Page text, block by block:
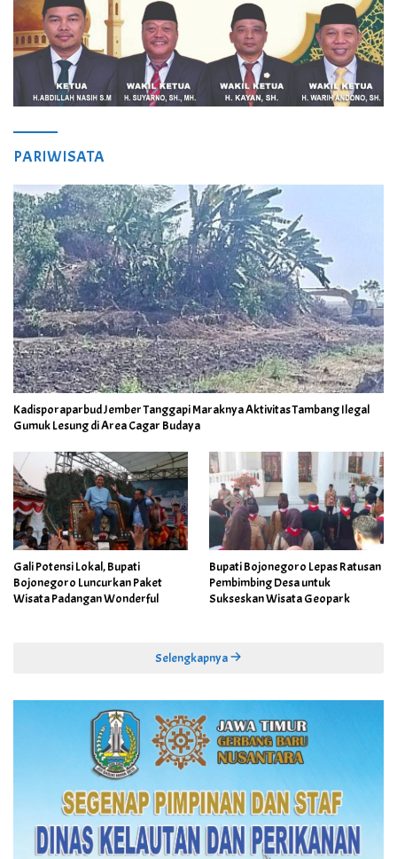
PARIWISATA
Kadisporaparbud Jember Tanggapi Maraknya Aktivitas Tambang Ilegal
Gumuk Lesung di Area Cagar Budaya
Gali Potensi Lokal, Bupati
Bojonegoro Luncurkan Paket
Wisata Padangan Wonderful
Bupati Bojonegoro Lepas Ratusan
Pembimbing Desa untuk
Sukseskan Wisata Geopark
Selengkapnya